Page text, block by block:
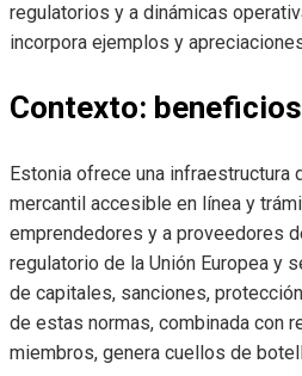
regulatorios y a dinámicas
incorpora ejemplos y
Contexto:
Estonia ofrece una
mercantil accesible en línea y
emprendedores y a proveedores
regulatorio de la Unión Europea y
de capitales, sanciones,
de estas normas, combinada con
miembros, genera cuellos de